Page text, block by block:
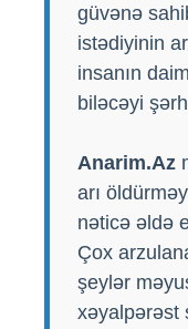
güvənə
istədiyinin
insanın
biləcəyi
Anarim.Az
arı
nəticə əldə
Çox
şeylər
xəyalpərəst